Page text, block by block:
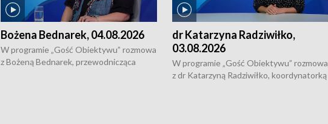
Bożena Bednarek, 04.08.2026
W programie „Gość Obiektywu” rozmowa
z Bożeną Bednarek, przewodnicząca
dr Katarzyna Radziwiłko,
03.08.2026
W programie „Gość Obiektywu” rozmowa
z dr Katarzyną Radziwiłko, koordynatorką